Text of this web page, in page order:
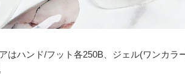
はハンド/フット各250B、ジェル(ワンカラ